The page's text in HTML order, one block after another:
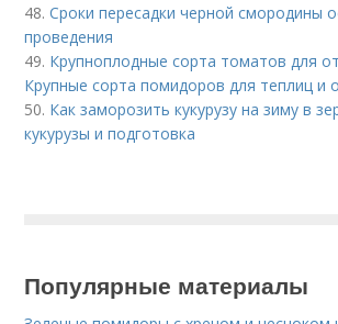
48.Сроки пересадки черной смородины
проведения
49. Крупноплодные сорта томатов для
Крупные сорта помидоров для теплиц и
50. Как заморозить кукурузу на зиму в
кукурузы и подготовка
Популярные материалы